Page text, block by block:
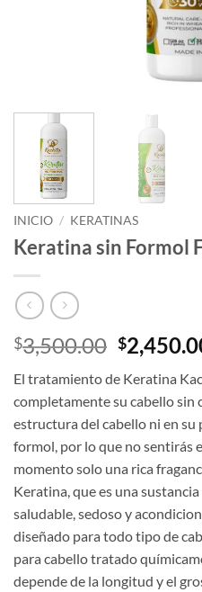
INICIO / KERATINAS
Keratina sin Formol
$3,500.00 El
precio
original
era:
$
El tratamiento de Keratina
completamente su cabello sin
estructura del cabello ni en su
formol, por lo que no sentirás
momento solo una rica
Keratina, que es una
saludable, sedoso y
diseñado para todo tipo de
para cabello tratado
depende de la longitud y el